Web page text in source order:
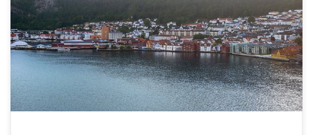
ANULACIÓN* Lo mejor de Fiordos y Oslo desde el 20 de JUL al 27
de JUL Día 1: España-Bergen Primera toma de contacto con
Noruega REGIMEN Alojamiento. Llegada a Bergen. Después de
dejar nuestro equipaje en el hotel, tiempo libre […]